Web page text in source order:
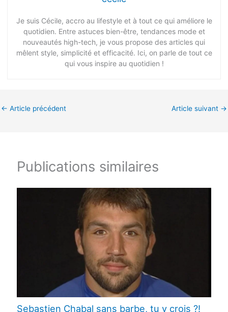
Je suis Cécile, accro au lifestyle et à tout ce qui améliore le
quotidien. Entre astuces bien-être, tendances mode et
nouveautés high-tech, je vous propose des articles qui
mêlent style, simplicité et efficacité. Ici, on parle de tout ce
qui vous inspire au quotidien !
← Article précédent Article suivant →
Publications similaires
Sebastien Chabal sans barbe, tu y crois ?!